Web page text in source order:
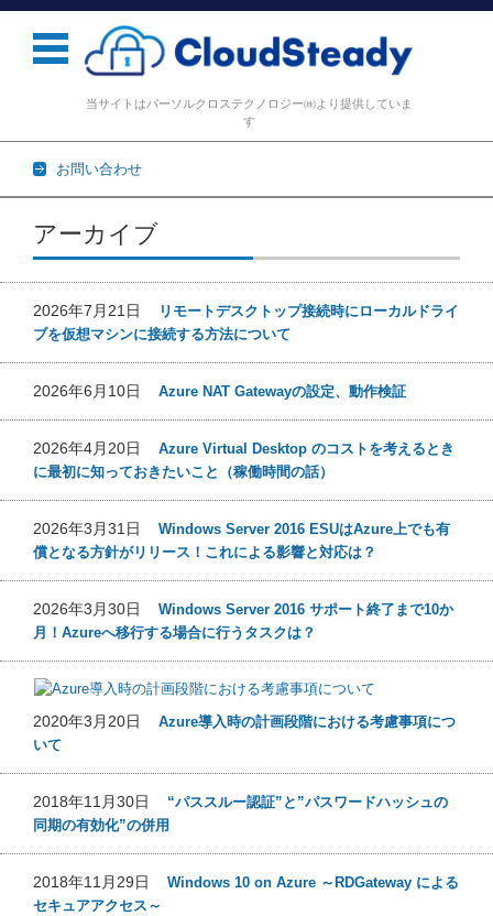
当サイトはパーソルクロステクノロジー㈱より提供していま
す
お問い合わせ
コンテンツに移動
アーカイブ
2026年7月21日
リモートデスクトップ接続時にローカルドライ
ブを仮想マシンに接続する方法について
2026年6月10日 Azure NAT Gatewayの設定、動作検証
2026年4月20日 Azure Virtual Desktop のコストを考えるとき
に最初に知っておきたいこと（稼働時間の話）
2026年3月31日 Windows Server 2016 ESUはAzure上でも有
償となる方針がリリース！これによる影響と対応は？
2026年3月30日 Windows Server 2016 サポート終了まで10か
月！Azureへ移行する場合に行うタスクは？
2020年3月20日 Azure導入時の計画段階における考慮事項につ
いて
2018年11月30日 “パススルー認証”と”パスワードハッシュの
同期の有効化”の併用
2018年11月29日 Windows 10 on Azure ～RDGateway による
セキュアアクセス～